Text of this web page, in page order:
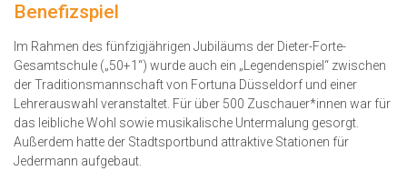
Benefizspiel
Im Rahmen des fünfzigjährigen Jubiläums der Dieter-Forte-
Gesamtschule („50+1“) wurde auch ein „Legendenspiel“ zwischen
der Traditionsmannschaft von Fortuna Düsseldorf und einer
Lehrerauswahl veranstaltet. Für über 500 Zuschauer*innen war für
das leibliche Wohl sowie musikalische Untermalung gesorgt.
Außerdem hatte der Stadtsportbund attraktive Stationen für
Jedermann aufgebaut.